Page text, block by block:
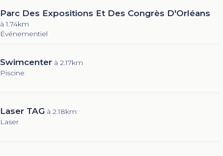
Parc Des Expositions Et Des Congrès D'Orléans
à 1.74km
Événementiel
Swimcenter à 2.17km
Piscine
Laser TAG à 2.18km
Laser